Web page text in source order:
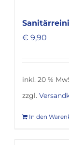
€ 9,90
inkl. 20 %
zzgl.
In den